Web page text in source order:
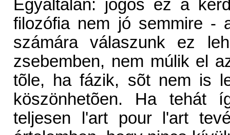
Egyáltalán: jogos ez a
filozófia nem jó semmire -
számára válaszunk ez
zsebemben, nem múlik el
tõle, ha fázik, sõt nem is
köszönhetõen. Ha tehát
teljesen l'art pour l'art